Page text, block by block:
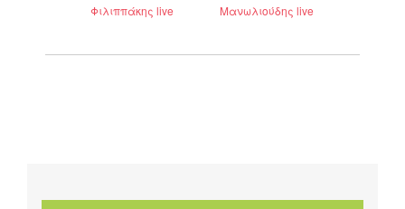
Φιλιππάκης live
Μανωλιούδης live